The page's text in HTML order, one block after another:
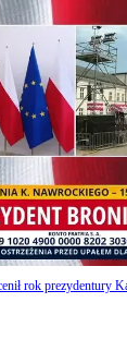
rok prezydentury